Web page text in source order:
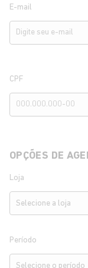
E-mail
CPF
OPÇÕES DE
Loja
Período